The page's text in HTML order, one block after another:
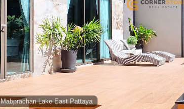
Mabprachan Lake East Pattaya